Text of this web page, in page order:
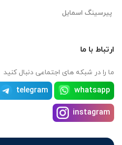
پیرسینگ اسمایل
ارتباط با ما
ما را در شبکه های اجتماعی دنبال کنید
whatsapp
telegram
instagram